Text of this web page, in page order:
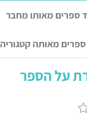
ספרים מאותו מחבר
מאותה קטגוריה
על הספר